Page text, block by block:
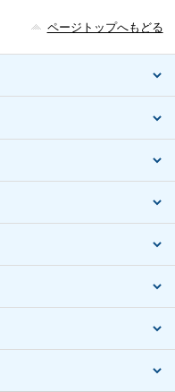
ページトップへもどる